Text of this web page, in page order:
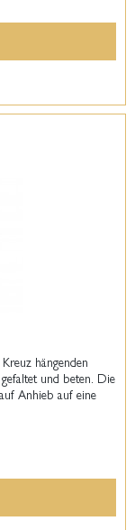
hängenden
und beten. Die
Anhieb auf eine